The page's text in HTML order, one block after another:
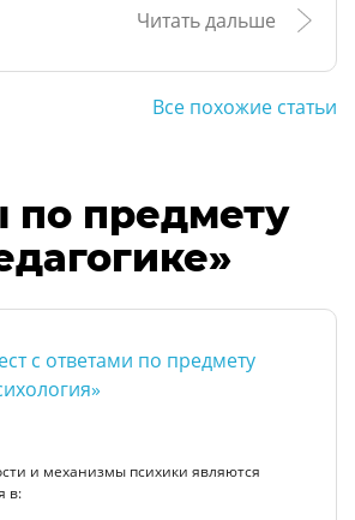
Читать дальше
Все похожие статьи
по предмету
с ответами по предмету
и механизмы психики являются
в: